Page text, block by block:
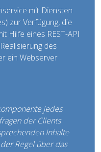
mit Diensten
zur Verfügung, die
Hilfe eines REST-API
des
ein Webserver
jedes
der Clients
Inhalte
Regel über das